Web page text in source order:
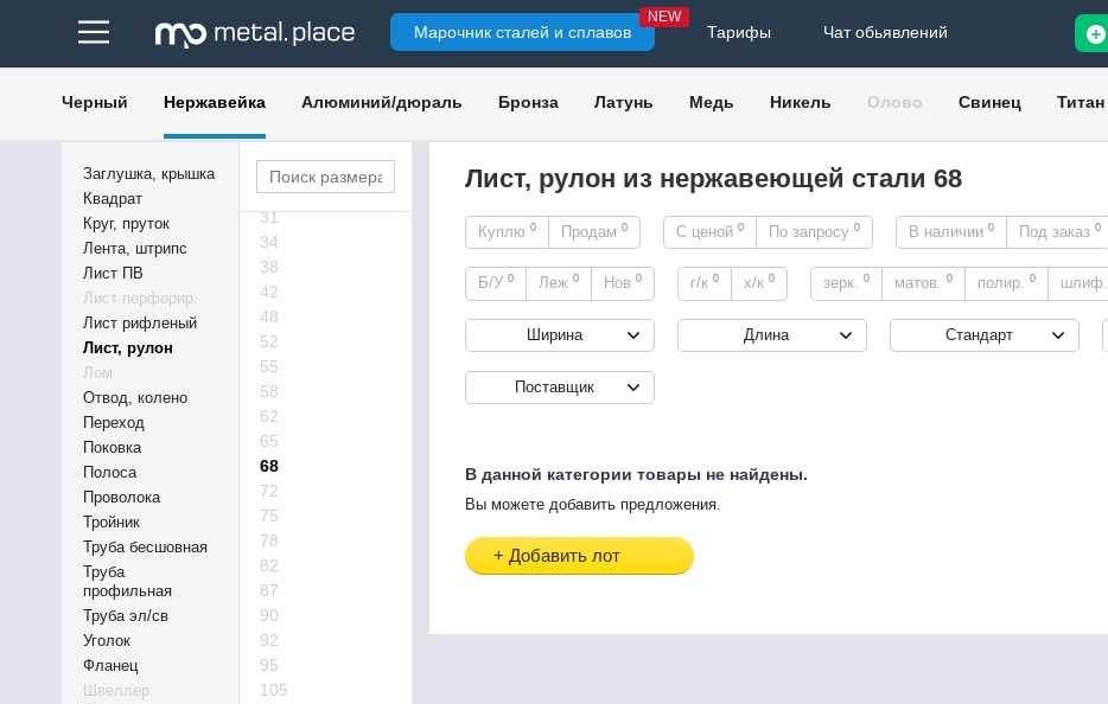
Марочник сталей и сплавов
NEW
Тарифы Чат обьявлений
Черный Нержавейка Алюминий/дюраль Бронза Латунь Медь Никель Олово Свинец Титан
Заглушка, крышка
Квадрат
Круг, пруток
Лента, штрипс
Лист ПВ
Лист перфорир.
Лист рифленый
Лист, рулон
Лом
Отвод, колено
Переход
Поковка
Полоса
Проволока
Тройник
Труба бесшовная
Труба
профильная
Труба эл/св
Уголок
Фланец
Швеллер
22,5
23
23,5
27
28
29
31
34
38
42
48
52
55
58
62
65
68
72
75
78
82
87
90
92
95
105
Лист, рулон из нержавеющей стали 68
Куплю 0 Продам 0 С ценой 0 По запросу 0 В наличии 0 Под заказ 0
Б/У 0 Леж 0 Нов 0 г/к 0 х/к 0 зерк. 0 матов. 0 полир. 0 шлиф.
Ширина Длина Стандарт
Поставщик
В данной категории товары не найдены.
Вы можете добавить предложения.
+ Добавить лот